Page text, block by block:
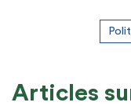
Articles